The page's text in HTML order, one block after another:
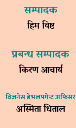
सम्पादक
हिम विष्ट
प्रबन्ध सम्पादक
किरण आचार्य
विजनेस डेभलपमेन्ट अफिसर
अस्मिता धिताल